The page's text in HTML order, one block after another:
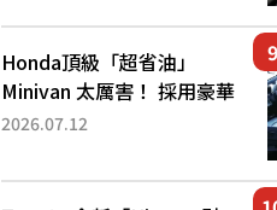
運動化「底盤設定」！還配
備專屬豪華...
Honda頂級「超省油」
Minivan 太厲害！ 採用豪華
「真皮座椅」與專屬「黑色
公里，兼具優異節能表現與
2026.07.12